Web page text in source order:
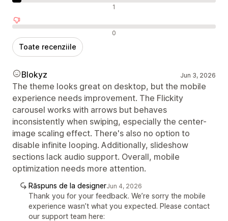
Recenzii neutre 1
Recenzii negative 0
Toate recenziile
Blokyz Jun 3, 2026
The theme looks great on desktop, but the mobile
experience needs improvement. The Flickity
carousel works with arrows but behaves
inconsistently when swiping, especially the center-
image scaling effect. There's also no option to
disable infinite looping. Additionally, slideshow
sections lack audio support. Overall, mobile
optimization needs more attention.
Răspuns de la designerJun 4, 2026
Thank you for your feedback. We’re sorry the mobile
experience wasn’t what you expected. Please contact
our support team here: